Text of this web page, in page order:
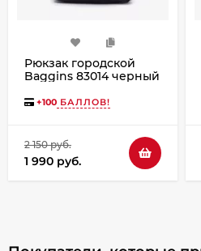
Рюкзак городской
Baggins 83014 черный
+100 БАЛЛОВ!
2 150 руб.
1 990 руб.